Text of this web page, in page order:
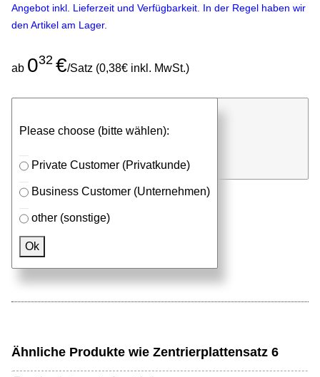
Angebot inkl. Lieferzeit und Verfügbarkeit. In der Regel haben wir
den Artikel am Lager.
ab 032 €/Satz (0,38€ inkl. MwSt.)
Please choose (bitte wählen):
Private Customer (Privatkunde)
Business Customer (Unternehmen)
other (sonstige)
Ok
⮮
Satz in Anfrageliste
Passendes Zubehör
Aluprofile
Ähnliche Produkte wie Zentrierplattensatz 6